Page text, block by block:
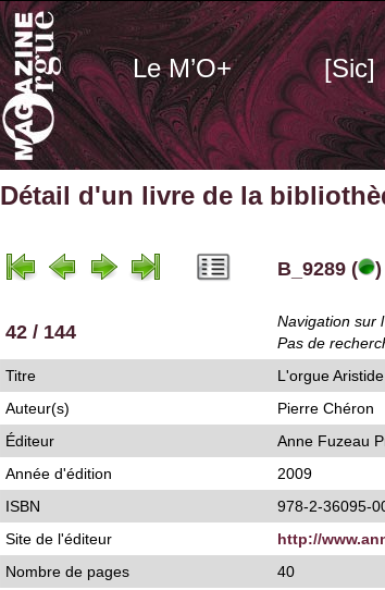
Le M’O+ [Sic]
Détail d'un livre de la
B_9289 ( )
42 / 144
Navigation sur
Pas de
Titre
L'orgue
Auteur(s)
Pierre Chéron
Éditeur
Anne Fuzeau
Année d'édition
2009
ISBN
978-2-36095-
Site de l'éditeur
http://
Nombre de pages
40